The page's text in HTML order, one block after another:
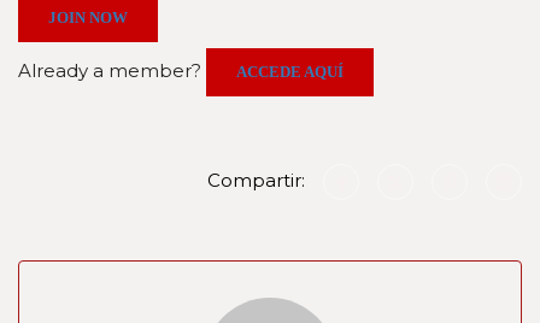
JOIN NOW
Already a member? ACCEDE AQUÍ
Compartir: